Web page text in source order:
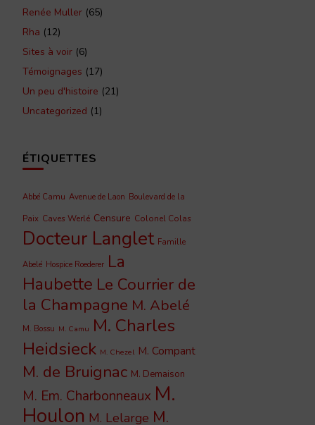
Renée Muller (65)
Rha (12)
Sites à voir (6)
Témoignages (17)
Un peu d'histoire (21)
Uncategorized (1)
ÉTIQUETTES
Abbé Camu Avenue de Laon Boulevard de la
Paix Caves Werlé Censure Colonel Colas
Docteur Langlet Famille
Abelé Hospice Roederer La
Haubette Le Courrier de
la Champagne M. Abelé
M. Bossu M. Camu M. Charles
Heidsieck M. Chezel M. Compant
M. de Bruignac M. Demaison
M. Em. Charbonneaux M.
Houlon M. Lelarge M.